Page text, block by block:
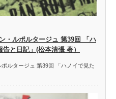
・ルポルタージュ 第39回 「ハ
と日記」(松本清張 著）
ルタージュ 第39回 「ハノイで見た